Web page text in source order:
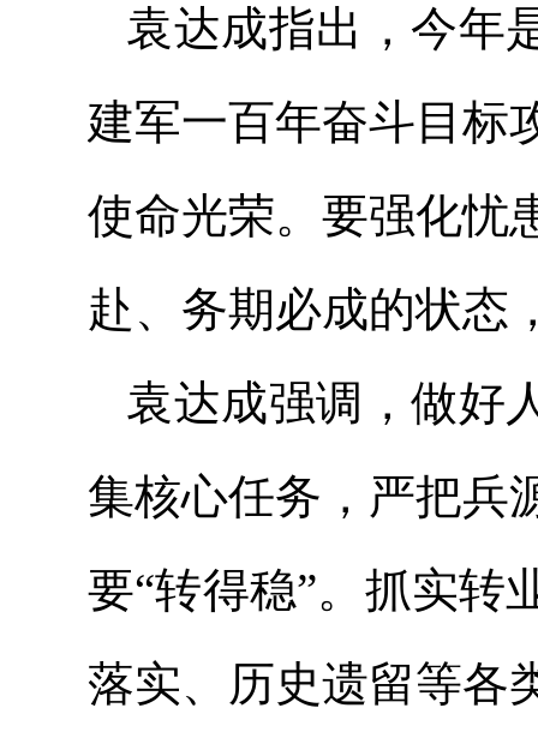
袁达成指出，今年
建军一百年奋斗目标
使命光荣。要强化忧
赴、务期必成的状态
袁达成强调，做好
集核心任务，严把兵
要“转得稳”。抓实转
落实、历史遗留等各